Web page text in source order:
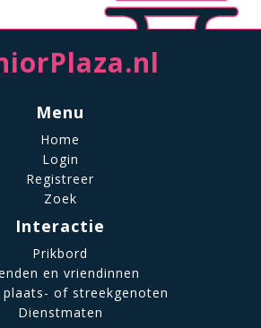
Menu
Home
Login
Registreer
Zoek
Interactie
Prikbord
en vriendinnen
of streekgenoten
Dienstmaten